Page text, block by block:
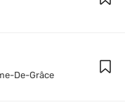
De-Grâce